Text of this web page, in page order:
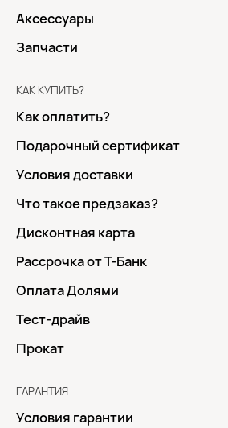
Аксессуары
Запчасти
КАК КУПИТЬ?
Как оплатить?
Подарочный сертификат
Условия доставки
Что такое предзаказ?
Дисконтная карта
Рассрочка от Т-Банк
Оплата Долями
Тест-драйв
Прокат
ГАРАНТИЯ
Условия гарантии